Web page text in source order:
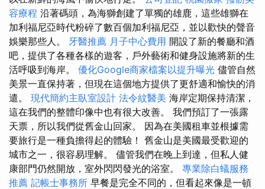
容療程 沿著碼頭，為海獅創建了單獨的雄鹿，這些雄獅在
加利福尼亞時代粉碎了數百個加利福尼亞，並以歡快的聲音
娛樂那些人。 牙醫推薦 月子中心費用 開設了新的餐廳和酒
吧，提供了各種各樣的遊客，戶外藝術和健身設施將新的生
活呼吸到海岸。 優化Google商家檔案以提升曝光 儘管自然
美景一直保持著，但現在這個地方提供了更舒適和愉快的消
遣。 現代簡約主臥室設計 法令紋醫美 海岸定期保持清潔，
這在我們的整體印像中也有很大改善。 我們預訂了一張露
天票，所以我們從舊金山回家。 因為在美國租車並根據需
要旅行是一種負擔得起的體驗！ 舊金山是美國最受歡迎的
城市之一，很容易理解。 儘管我們在晚上到達，但私人健
康部門仍然開放，室外閃閃發光的浴室。 專業除白蟻服務
推薦 記帳士事務所 早餐是完全不同的，但看起來像是一頓